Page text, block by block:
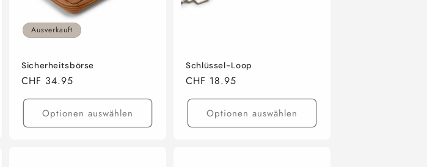
Ausverkauft
Sicherheitsbörse
Normaler
Preis
CHF 34.95
Optionen auswählen
Schlüssel-Loop
Normaler
Preis
CHF 18.95
Optionen auswählen